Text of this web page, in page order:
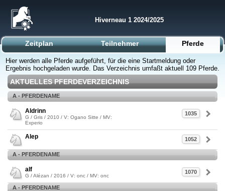
Hiverneau 1 2024/2025
Zeitplan Teilnehmer Pferde
Hier werden alle Pferde aufgeführt, für die eine Startmeldung oder
Ergebnis hochgeladen wurde. Das Verzeichnis umfaßt aktuell 109 Pferde.
AKTUELLES PFERDEVERZEICHNIS
A - PFERDENAME
1035
Aldrinn
G / Gris / 2010 / V: Ogano Sitte / MV:
Experio
1052
Alep
A - PFERDENAME
1070
alf
G / Alézan / 2016 / V: onc / MV: onc
A - PFERDENAME